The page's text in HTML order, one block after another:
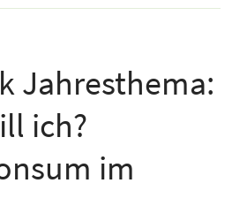
Jahresthema:
ich?
im